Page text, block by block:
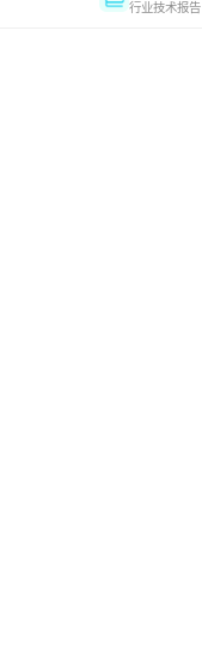
行业技术报告